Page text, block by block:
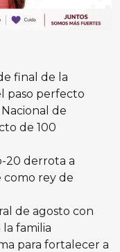
final de la
paso perfecto
de
de 100
20 derrota a
como rey de
de agosto con
familia
para fortalecer a